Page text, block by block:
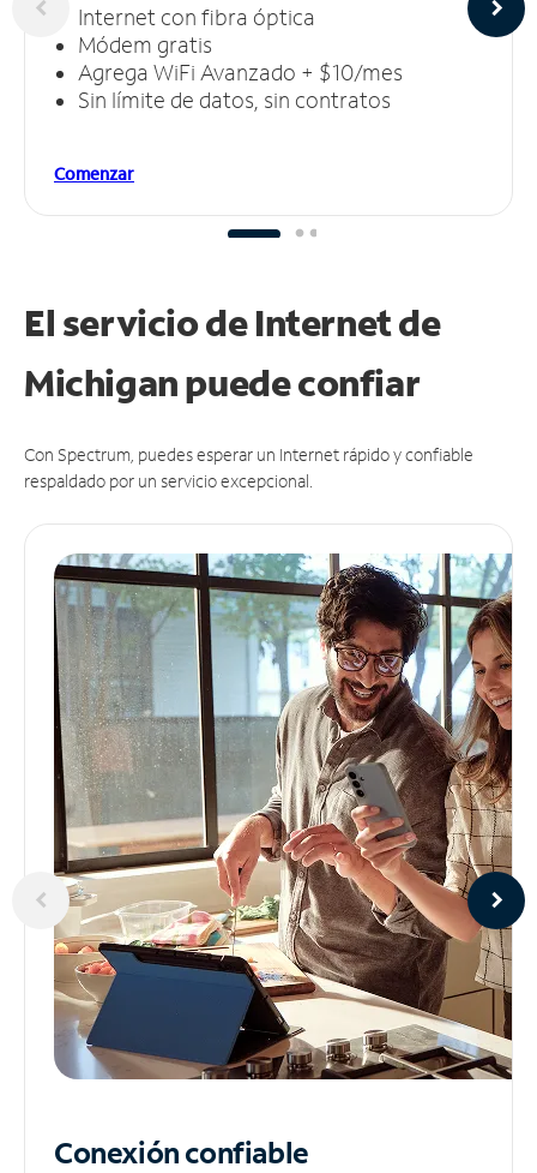
Internet con fibra óptica
Módem gratis
Agrega WiFi Avanzado + $10/mes
Sin límite de datos, sin contratos
Comenzar
El servicio de Internet de
Michigan puedeconfiar
Con Spectrum, puedes esperar un Internet rápido y confiable
respaldado por un servicio excepcional.
Conexión confiable